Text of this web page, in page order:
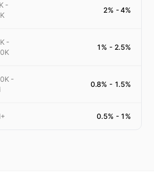
-
2% -4%
-
1% - 2.5%
-
0.8% - 1.5%
0.5% - 1%